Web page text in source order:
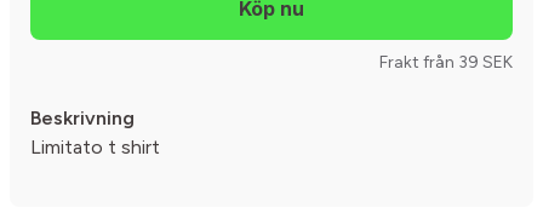
Frakt från 39 SEK
Beskrivning
Limitato t shirt